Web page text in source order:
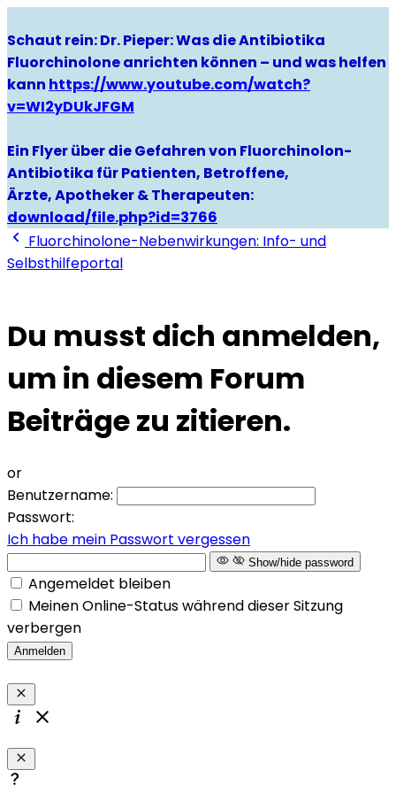
Schaut rein: Dr. Pieper: Was die Antibiotika
Fluorchinolone anrichten können – und was helfen
kann https://www.youtube.com/watch?
v=WI2yDUkJFGM
Ein Flyer über die Gefahren von Fluorchinolon-
Antibiotika für Patienten, Betroffene,
Ärzte, Apotheker & Therapeuten:
download/file.php?id=3766
Fluorchinolone-Nebenwirkungen: Info- und
Selbsthilfeportal
Du musst dich anmelden,
um in diesem Forum
Beiträge zu zitieren.
or
Benutzername:
Passwort:
Ich habe mein Passwort vergessen
Show/hide password
Angemeldet bleiben
Meinen Online-Status während dieser Sitzung
verbergen